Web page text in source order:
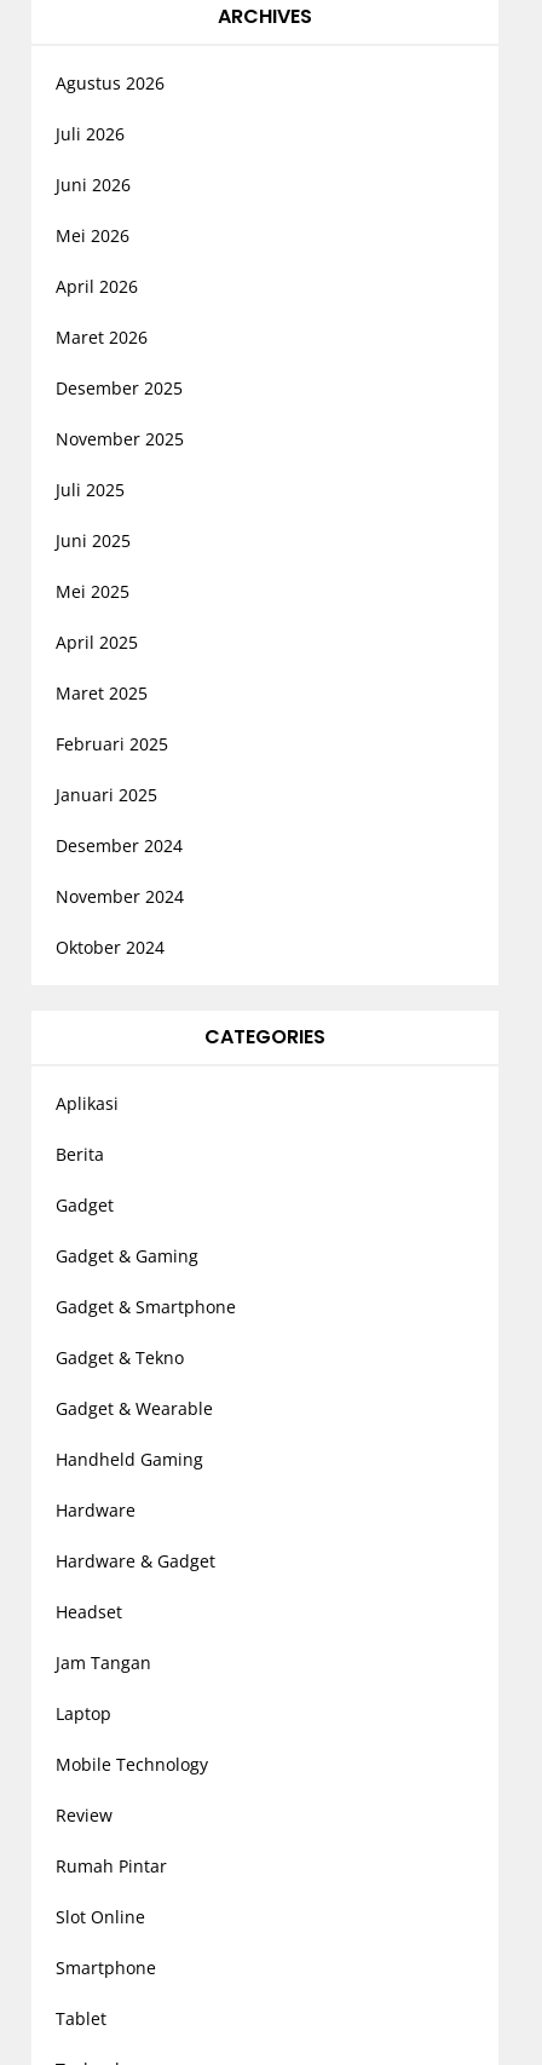
ARCHIVES
Agustus 2026
Juli 2026
Juni 2026
Mei 2026
April 2026
Maret 2026
Desember 2025
November 2025
Juli 2025
Juni 2025
Mei 2025
April 2025
Maret 2025
Februari 2025
Januari 2025
Desember 2024
November 2024
Oktober 2024
CATEGORIES
Aplikasi
Berita
Gadget
Gadget & Gaming
Gadget & Smartphone
Gadget & Tekno
Gadget & Wearable
Handheld Gaming
Hardware
Hardware & Gadget
Headset
Jam Tangan
Laptop
Mobile Technology
Review
Rumah Pintar
Slot Online
Smartphone
Tablet